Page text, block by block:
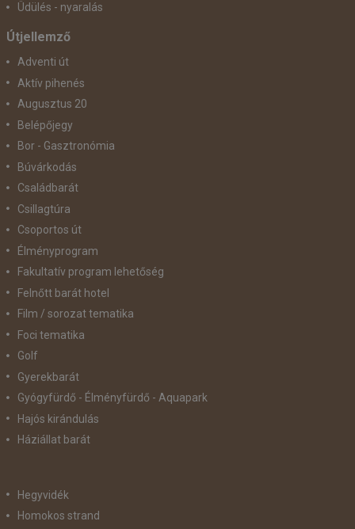
Üdülés - nyaralás
Útjellemző
Adventi út
Aktív pihenés
Augusztus 20
Belépőjegy
Bor - Gasztronómia
Búvárkodás
Családbarát
Csillagtúra
Csoportos út
Élményprogram
Fakultatív program lehetőség
Felnőtt barát hotel
Film / sorozat tematika
Foci tematika
Golf
Gyerekbarát
Gyógyfürdő - Élményfürdő - Aquapark
Hajós kirándulás
Háziállat barát
Hegyvidék
Homokos strand